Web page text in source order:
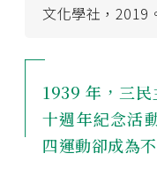
文化學社，2019
1939 年，三
十週年紀念活
四運動卻成為